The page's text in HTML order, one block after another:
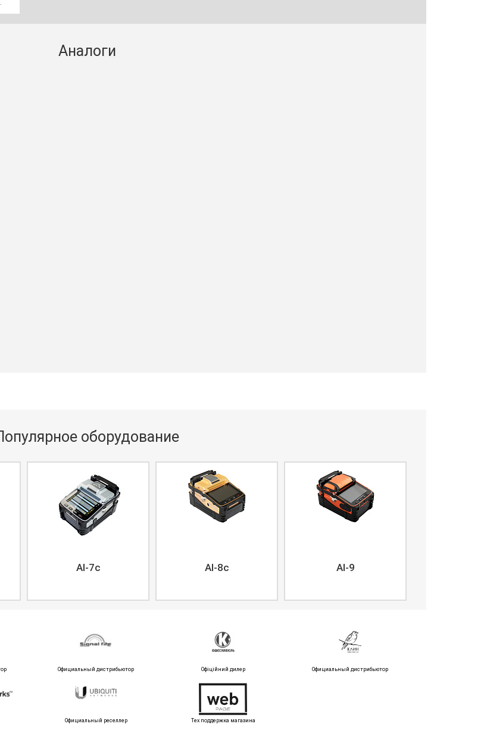
Аналоги
оборудование
AI-7c AI-8c AI-9
Официальный дистрибьютор Офіційний дилер Официальный дистрибьютор
Официальный реселлер Тех поддержка магазина